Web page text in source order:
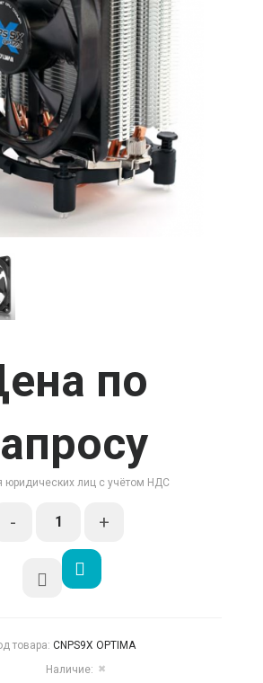
по
юридических лиц с учётом НДС
- +
товара: CNPS9X OPTIMA
Наличие: ✖